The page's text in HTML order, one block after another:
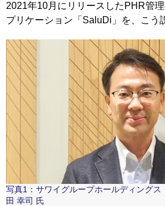
2021年10月にリリースしたPHR管
プリケーション「SaluDi」を、こう
写真1：サワイグループホールディング
田 幸司 氏